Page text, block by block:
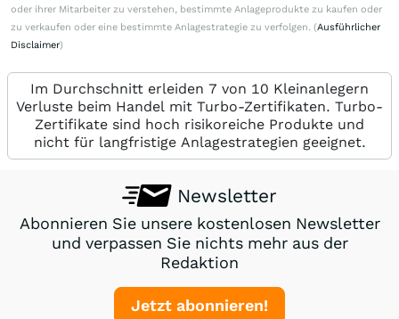
oder ihrer Mitarbeiter zu verstehen, bestimmte Anlageprodukte zu kaufen oder
zu verkaufen oder eine bestimmte Anlagestrategie zu verfolgen. (Ausführlicher
Disclaimer)
Im Durchschnitt erleiden 7 von 10 Kleinanlegern
Verluste beim Handel mit Turbo-Zertifikaten. Turbo-
Zertifikate sind hoch risikoreiche Produkte und
nicht für langfristige Anlagestrategien geeignet.
Newsletter
Abonnieren Sie unsere kostenlosen Newsletter
und verpassen Sie nichts mehr aus der
Redaktion
Jetzt abonnieren!